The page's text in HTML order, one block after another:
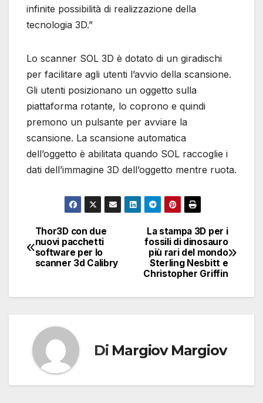
infinite possibilità di realizzazione della
tecnologia 3D.”
Lo scanner SOL 3D è dotato di un giradischi
per facilitare agli utenti l’avvio della scansione.
Gli utenti posizionano un oggetto sulla
piattaforma rotante, lo coprono e quindi
premono un pulsante per avviare la
scansione. La scansione automatica
dell’oggetto è abilitata quando SOL raccoglie i
dati dell’immagine 3D dell’oggetto mentre ruota.
Navigazione
articoli
La stampa 3D per i
fossili di dinosauro
più rari del mondo
Sterling Nesbitt e
Christopher Griffin
Thor3D con due
nuovi pacchetti
software per lo
scanner 3d Calibry
Di Margiov Margiov